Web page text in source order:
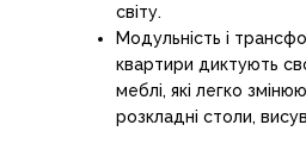
світу.
Модульність і
квартири диктують
меблі, які легко
розкладні столи,